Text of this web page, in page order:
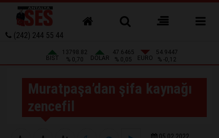
(242) 244 55 44
BIST
13798.82
% 0,70
DOLAR
47.6465
% 0,05
EURO
54.9447
% -0,12
Muratpaşa’dan şifa kaynağı
zencefil